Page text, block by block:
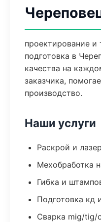
проектирование и
подготовка в
качества на
заказчика,
производство.
Наши услуги
Раскрой и
Мехобработка
Гибка и
Подготовка кд
Сварка mig/tig/